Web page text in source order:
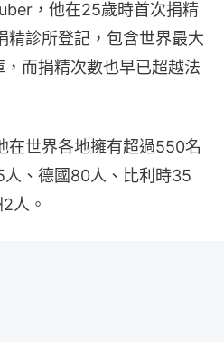
，他在25歲時首次捐精
精診所登記，包含世界最大
而捐精次數也早已超越法
在世界各地擁有超過550名
、德國80人、比利時35
人。